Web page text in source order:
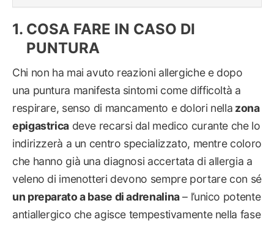
COSA FARE IN CASO DI
PUNTURA
Chi non ha mai avuto reazioni allergiche e dopo
una puntura manifesta sintomi come difficoltà a
respirare, senso di mancamento e dolori nella zona
epigastricadeve recarsi dal medico curante che lo
indirizzerà a un centro specializzato, mentre coloro
che hanno già una diagnosi accertata di allergia a
veleno di imenotteri devono sempre portare con sé
un preparato a base di adrenalina– l’unico potente
antiallergico che agisce tempestivamente nella fase